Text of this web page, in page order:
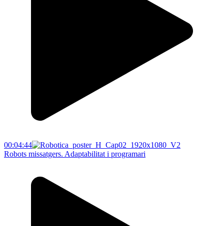
00:04:44
Robots missatgers. Adaptabilitat i programari